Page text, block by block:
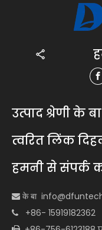
उत्पाद श्रेणी के बा
त्वरित लिंक
हमनी से संपर्क
 के बा
 +86- 15919182362